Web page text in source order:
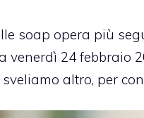
soap opera più
venerdì 24 febbraio
altro, per